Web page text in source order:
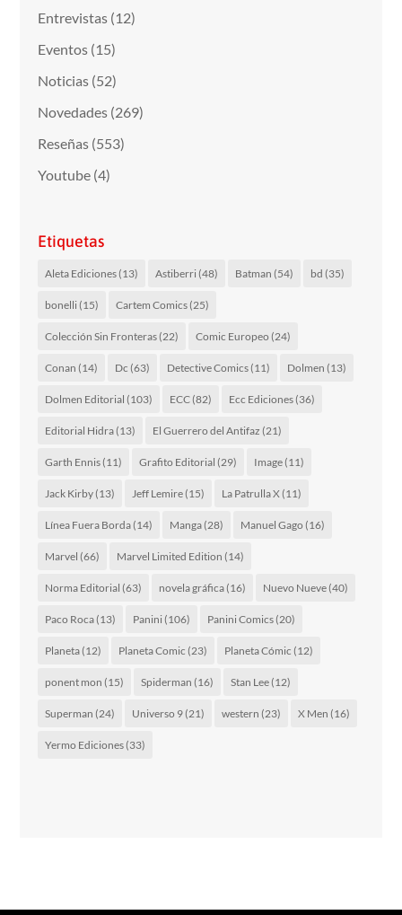
Entrevistas (12)
Eventos (15)
Noticias (52)
Novedades (269)
Reseñas (553)
Youtube (4)
Etiquetas
Aleta Ediciones(13) Astiberri(48) Batman (54) bd (35)
bonelli(15) Cartem Comics(25)
Colección Sin Fronteras(22) Comic Europeo (24)
Conan (14) Dc (63) Detective Comics(11) Dolmen (13)
Dolmen Editorial (103) ECC(82) Ecc Ediciones(36)
Editorial Hidra(13) El Guerrero del Antifaz (21)
Garth Ennis(11) Grafito Editorial (29) Image(11)
Jack Kirby(13) Jeff Lemire(15) La Patrulla X(11)
Línea Fuera Borda(14) Manga(28) Manuel Gago (16)
Marvel (66) Marvel Limited Edition (14)
Norma Editorial (63) novela gráfica(16) Nuevo Nueve(40)
Paco Roca(13) Panini(106) Panini Comics(20)
Planeta(12) Planeta Comic (23) Planeta Cómic (12)
ponent mon (15) Spiderman (16) Stan Lee(12)
Superman (24) Universo 9(21) western (23) X Men (16)
Yermo Ediciones(33)